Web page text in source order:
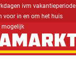
ivm vakantieperiode
voor in en om het huis
mogelijk